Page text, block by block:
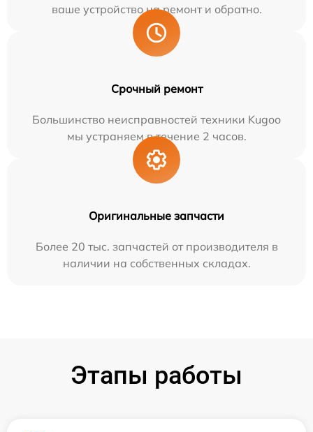
ваше устройство на ремонт и обратно.
Срочный ремонт
Большинство неисправностей техники Kugoo
мы устраняем в течение 2 часов.
Оригинальные запчасти
Более 20 тыс. запчастей от производителя в
наличии на собственных складах.
Этапы работы